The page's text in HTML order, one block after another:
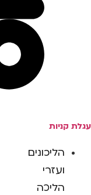
עגלת קניות
הליכונים
ועזרי
הליכה